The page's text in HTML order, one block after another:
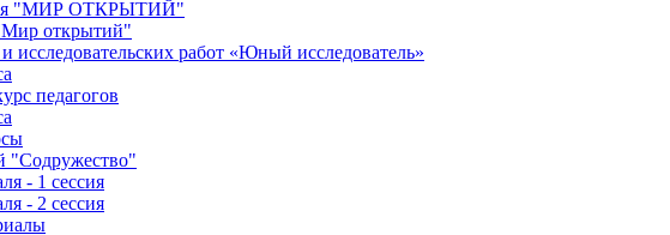
"МИР ОТКРЫТИЙ"
открытий"
исследовательских работ «Юный исследователь»
педагогов
"Содружество"
- 1 сессия
- 2 сессия